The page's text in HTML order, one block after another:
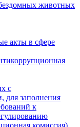
животных
акты в сфере
с
для заполнения
к
комиссия)